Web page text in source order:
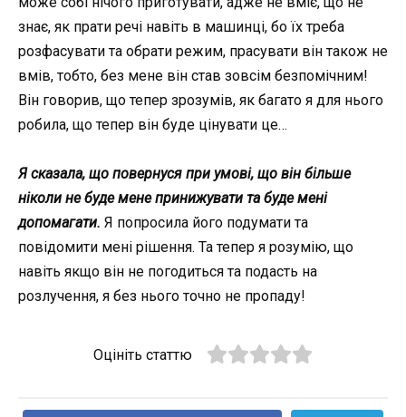
знає, як прати речі навіть в машинці, бо їх треба
розфасувати та обрати режим, прасувати він також не
вмів, тобто, без мене він став зовсім безпомічним!
Він говорив, що тепер зрозумів, як багато я для нього
робила, що тепер він буде цінувати це…
Я сказала, що повернуся при умові, що він більше
ніколи не буде мене принижувати та буде мені
допомагати. Я попросила його подумати та
повідомити мені рішення. Та тепер я розумію, що
навіть якщо він не погодиться та подасть на
розлучення, я без нього точно не пропаду!
Оцініть статтю